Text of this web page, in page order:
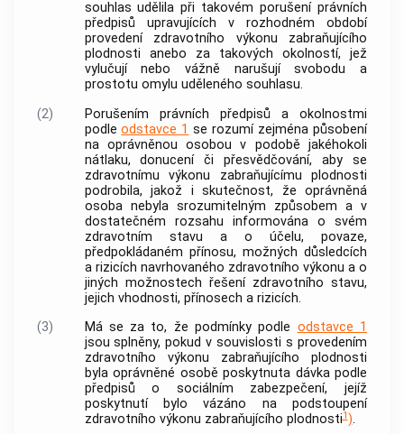
souhlas udělila při takovém porušení právních
předpisů upravujících v rozhodném období
provedení zdravotního výkonu zabraňujícího
plodnosti anebo za takových okolností, jež
vylučují nebo vážně narušují svobodu a
prostotu omylu uděleného souhlasu.
(2)
Porušením právních předpisů a okolnostmi
podleodstavce 1 se rozumí zejména působení
na oprávněnou osobou v podobě jakéhokoli
nátlaku, donucení či přesvědčování, aby se
zdravotnímu výkonu zabraňujícímu plodnosti
podrobila, jakož i skutečnost, že oprávněná
osobanebyla srozumitelným způsobem a v
dostatečném rozsahu informována o svém
zdravotním stavu a o účelu, povaze,
předpokládaném přínosu, možných důsledcích
a rizicích navrhovaného zdravotního výkonu a o
jiných možnostech řešení zdravotního stavu,
jejich vhodnosti, přínosech a rizicích.
(3)
Má se za to, že podmínky podle odstavce 1
jsou splněny, pokud v souvislosti s provedením
zdravotního výkonu zabraňujícího plodnosti
byla oprávněné osobě poskytnuta dávka podle
předpisů o sociálním zabezpečení, jejíž
poskytnutí bylo vázáno na podstoupení
zdravotního výkonu zabraňujícího plodnosti1).